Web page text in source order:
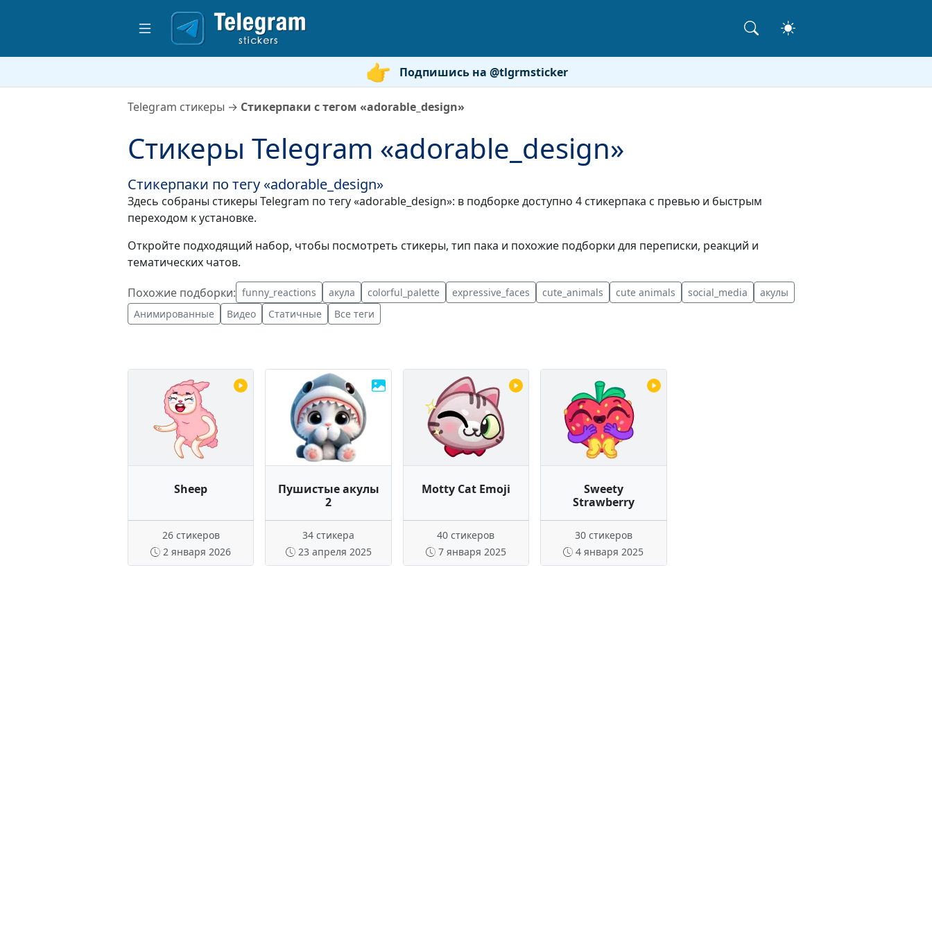
Подпишись на @tlgrmsticker
Telegram стикеры → Стикерпаки с тегом «adorable_design»
Стикеры Telegram «adorable_design»
Стикерпаки по тегу «adorable_design»
Здесь собраны стикеры Telegram по тегу «adorable_design»: в подборке доступно 4 стикерпака с превью и быстрым
переходом к установке.
Откройте подходящий набор, чтобы посмотреть стикеры, тип пака и похожие подборки для переписки, реакций и
тематических чатов.
Похожие подборки: funny_reactions акула colorful_palette expressive_faces cute_animals cute animals social_media
акулы
Анимированные
Видео Статичные Все теги
Sheep
26 стикеров
2 января 2026
Пушистые акулы
2
34 стикера
23 апреля 2025
Motty Cat Emoji
40 стикеров
7 января 2025
Sweety
Strawberry
30 стикеров
4 января 2025